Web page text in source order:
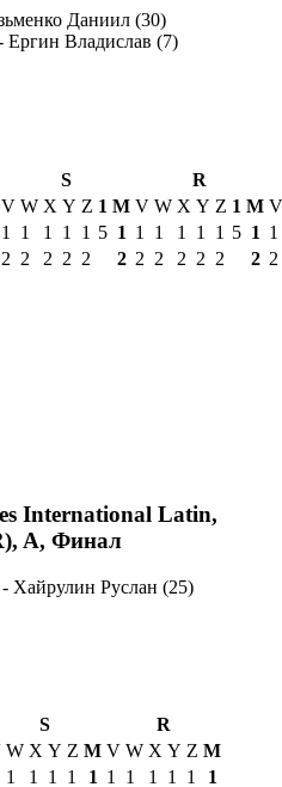
Даниил (30)
Ергин Владислав (7)
S
R
V W X Y Z 1 М V W X Y Z 1 М V
1 1 1 1 1 5 1 1 1 1 1 1 5 1 1
2 2 2 2 2 2 2 2 2 2 2 2 2
International Latin,
A, Финал
Хайрулин Руслан (25)
S
R
W X Y Z М V W X Y Z М
1 1 1 1 1 1 1 1 1 1 1